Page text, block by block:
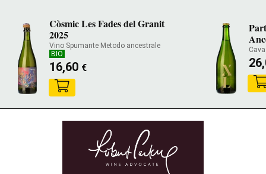
Còsmic Les Fades del Granit
2025
Vino Spumante Metodo ancestrale
BIO
16,60 €
Cava